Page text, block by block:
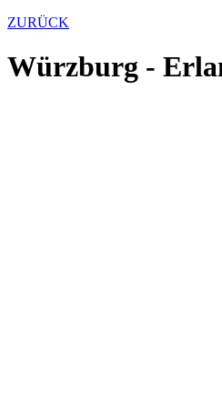
ZURÜCK
Würzburg -